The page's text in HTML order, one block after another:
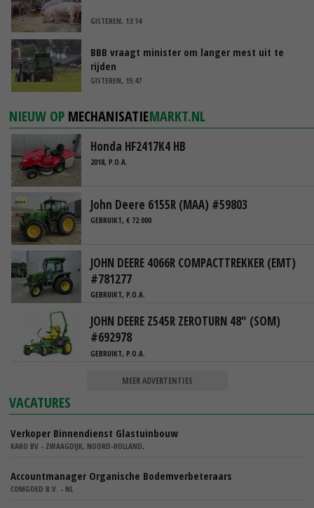
GISTEREN, 13:14
BBB vraagt minister om langer mest uit te
rijden
GISTEREN, 15:47
NIEUW OP MECHANISATIEMARKT.NL
Honda HF2417K4 HB
2018, P.O.A.
John Deere 6155R (MAA) #59803
GEBRUIKT, € 72.000
JOHN DEERE 4066R COMPACTTREKKER (EMT)
#781277
GEBRUIKT, P.O.A.
JOHN DEERE Z545R ZEROTURN 48" (SOM)
#692978
GEBRUIKT, P.O.A.
MEER ADVERTENTIES
VACATURES
Verkoper Binnendienst Glastuinbouw
KARO BV - ZWAAGDIJK, NOORD-HOLLAND,
Accountmanager Organische Bodemverbeteraars
COMGOED B.V. - NL